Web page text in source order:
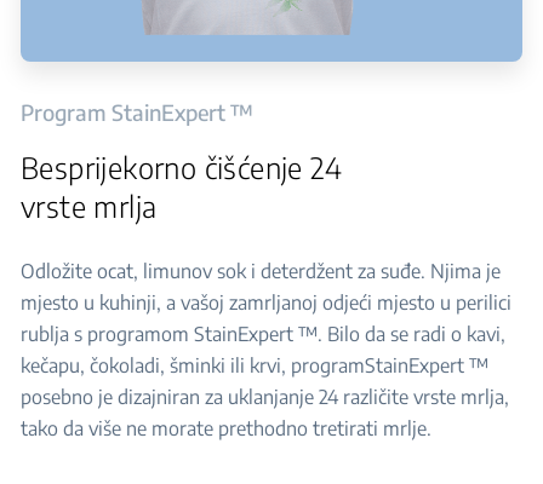
Program StainExpert ™
Besprijekorno čišćenje 24
vrste mrlja
Odložite ocat, limunov sok i deterdžent za suđe. Njima je
mjesto u kuhinji, a vašoj zamrljanoj odjeći mjesto u perilici
rublja s programom StainExpert ™. Bilo da se radi o kavi,
kečapu, čokoladi, šminki ili krvi, programStainExpert ™
posebno je dizajniran za uklanjanje 24 različite vrste mrlja,
tako da više ne morate prethodno tretirati mrlje.